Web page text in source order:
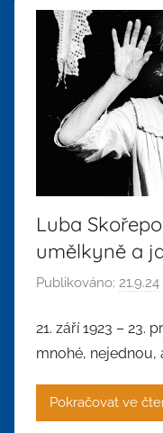
Luba
umělkyně a
Publikováno: 21.9.24
21. září 1923 – 23.
mnohé,
Pokračovat ve